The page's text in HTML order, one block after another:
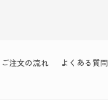
ご注文の流れ よくある質問